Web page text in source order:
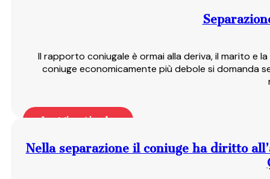
Il rapporto coniugale è ormai alla deriva, il marito e
coniuge economicamente più debole si domanda
Leggi articolo
Nella separazione il coniuge ha diritto